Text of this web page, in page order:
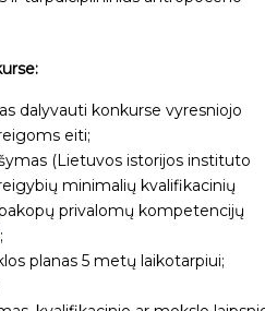
dalyvauti konkurse vyresniojo
eiti;
(Lietuvos istorijos instituto
minimalių kvalifikacinių
privalomų kompetencijų
planas 5 metų laikotarpiui;